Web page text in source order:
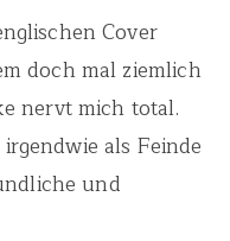
Cover
doch mal ziemlich
nervt mich total.
als Feinde
und